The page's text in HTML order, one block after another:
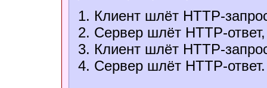
Клиент шлёт HTTP-
Сервер шлёт HTTP-
Клиент шлёт HTTP-
Сервер шлёт HTTP-ответ.